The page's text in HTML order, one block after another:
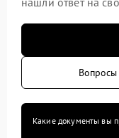
Какие документы вы